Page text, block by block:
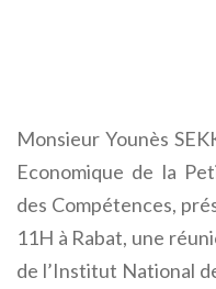
Monsieur Younès
Economique de la
des Compétences,
11H à Rabat, une
de l’Institut National